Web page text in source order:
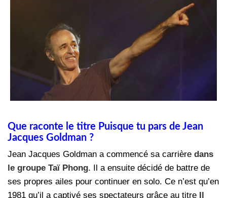
Que raconte le titre Puisque tu pars de Jean
Jacques Goldman ?
Jean Jacques Goldman a commencé sa carrière dans
le groupe Taï Phong. Il a ensuite décidé de battre de
ses propres ailes pour continuer en solo. Ce n’est qu’en
1981 qu’il a captivé ses spectateurs grâce au titre Il